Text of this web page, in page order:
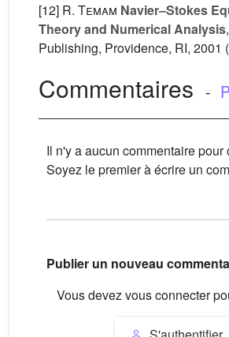
[12] R. Temam Navier–Stokes
Theory and Numerical Analysis
Publishing, Providence, RI, 2001
Commentaires -
Il n'y a aucun commentaire pour
Soyez le premier à écrire un
Publier un nouveau
Vous devez vous connecter